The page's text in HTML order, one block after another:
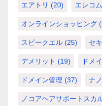
エアトリ (20) エレコム
オンラインショッピング
スピークエル (25) セ
デメリット (19) ドメ
ドメイン管理 (37) ナ
ノコアヘアサポートスカ